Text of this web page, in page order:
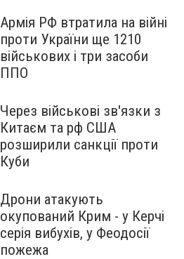
Армія РФ втратила на війні
проти України ще 1210
військових і три засоби
ППО
Через військові зв'язки з
Китаєм та рф США
розширили санкції проти
Куби
Дрони атакують
окупований Крим - у Керчі
серія вибухів, у Феодосії
пожежа